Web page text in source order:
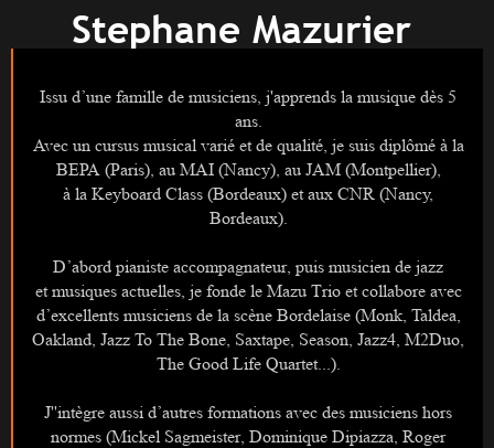
Stephane Mazurier
Issu d’une famille de musiciens, j'apprends la musique dès 5
ans.
Avec un cursus musical varié et de qualité, je suis diplômé à la
BEPA (Paris), au MAI (Nancy), au JAM (Montpellier),
à la Keyboard Class (Bordeaux) et aux CNR (Nancy,
Bordeaux).
D’abord pianiste accompagnateur, puis musicien de jazz
et musiques actuelles, je fonde le Mazu Trio et collabore avec
d’excellents musiciens de la scène Bordelaise (Monk, Taldea,
Oakland, Jazz To The Bone, Saxtape, Season, Jazz4, M2Duo,
The Good Life Quartet... ).
J''intègre aussi d’autres formations avec des musiciens hors
normes (Mickel Sagmeister, Dominique Dipiazza, Roger